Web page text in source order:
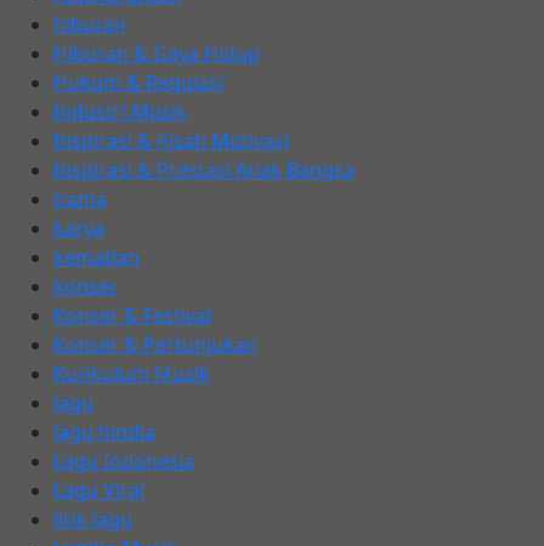
hiburan
Hiburan & Gaya Hidup
Hukum & Regulasi
Industri Musik
Inspirasi & Kisah Motivasi
Inspirasi & Prestasi Anak Bangsa
irama
karya
kematian
konser
Konser & Festival
Konser & Pertunjukan
Kurikulum Musik
lagu
lagu hindia
Lagu Indonesia
Lagu Viral
lirik lagu